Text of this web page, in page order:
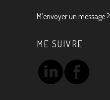
M’envoyer un message ?
ME SUIVRE